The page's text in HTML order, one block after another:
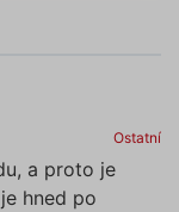
Ostatní
a proto je
hned po